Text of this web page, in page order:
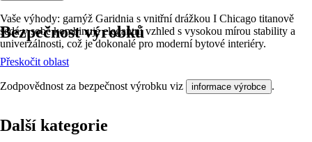
Vaše výhody: garnýž Garidnia s vnitřní drážkou I Chicago titanově
šedá v sobě kombinuje elegantní vzhled s vysokou mírou stability a
univerzálnosti, což je dokonalé pro moderní bytové interiéry.
Bezpečnost výrobků
Přeskočit oblast
Zodpovědnost za bezpečnost výrobku viz informace výrobce .
Další kategorie